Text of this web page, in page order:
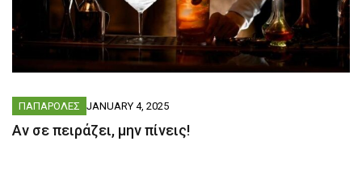
ΠΑΠΑΡΟΛΕΣ JANUARY 4, 2025
Αν σε πειράζει, μην πίνεις!